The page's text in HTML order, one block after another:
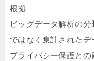
根拠
ビッグデータ解析の
ではなく集計されたデ
プライバシー保護との